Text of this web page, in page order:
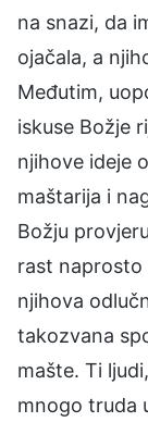
na snazi, da
ojačala, a
Međutim,
iskuse Božje
njihove ideje
maštarija i
Božju
rast naprosto
njihova
takozvana
mašte. Ti
mnogo truda